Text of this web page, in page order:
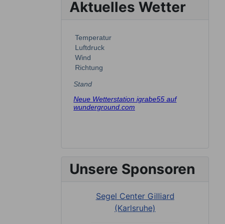
Aktuelles Wetter
Unsere Sponsoren
Segel Center Gilliard
(Karlsruhe)